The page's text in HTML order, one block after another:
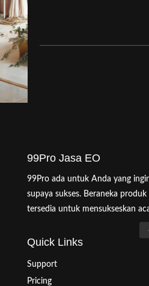
99Pro Jasa EO
99Pro ada untuk Anda yang
supaya sukses. Beraneka
tersedia untuk mensukseskan
Quick Links
Support
Pricing